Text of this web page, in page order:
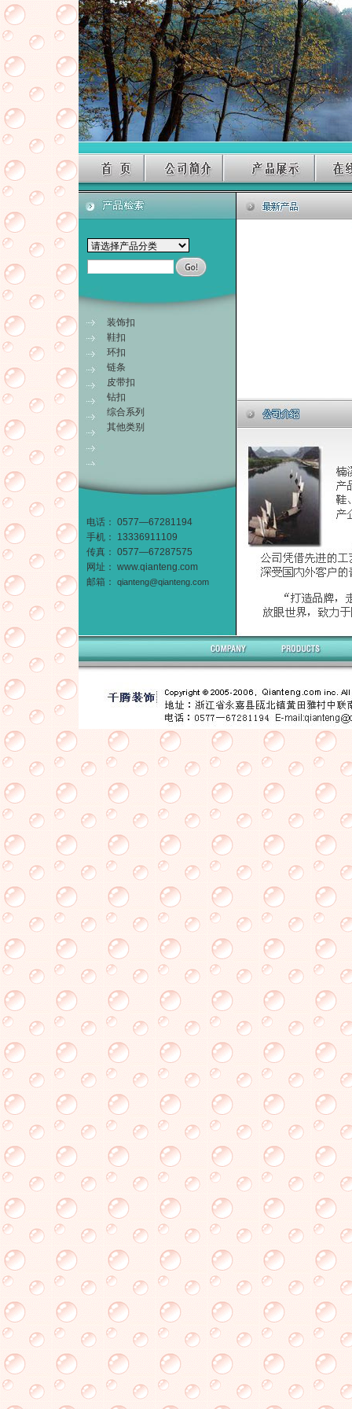
装饰扣
鞋扣
环扣
链条
皮带扣
钻扣
综合系列
其他类别
电话： 0577—67281194
手机： 13336911109
传真： 0577—67287575
网址： www.qianteng.com
邮箱：
qianteng@qianteng.com